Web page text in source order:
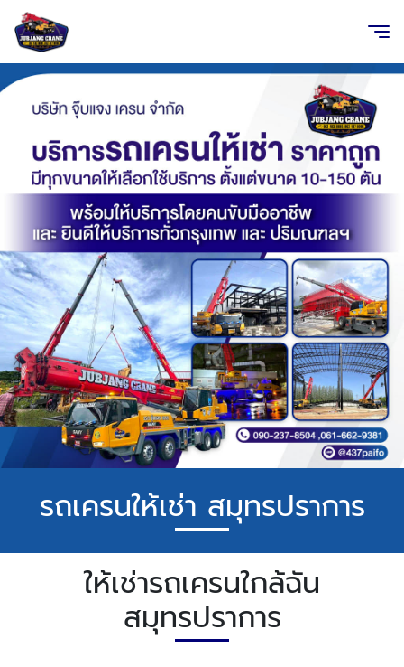
รถเครนให้เช่า สมุทรปราการ
ให้เช่ารถเครนใกล้ฉัน
สมุทรปราการ